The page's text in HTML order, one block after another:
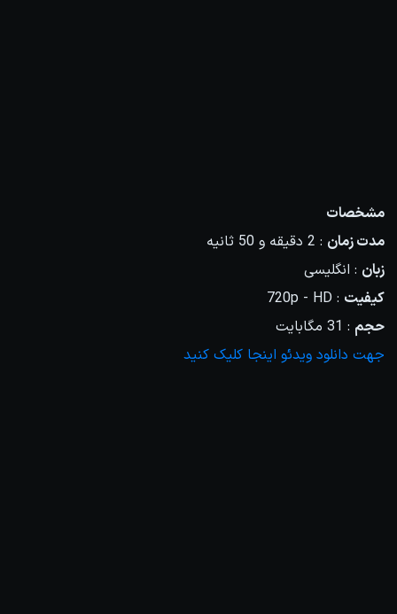
مشخصات
مدت زمان : 2 دقیقه و 50 ثانیه
زبان : انگلیسی
کیفیت : 720p - HD
حجم : 31 مگابایت
جهت دانلود ویدئو اینجا کلیک کنید